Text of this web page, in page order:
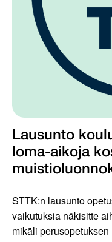
Lausunto
loma-aikoja
STTK:n lausunto
vaikutuksia näkisitte
mikäli